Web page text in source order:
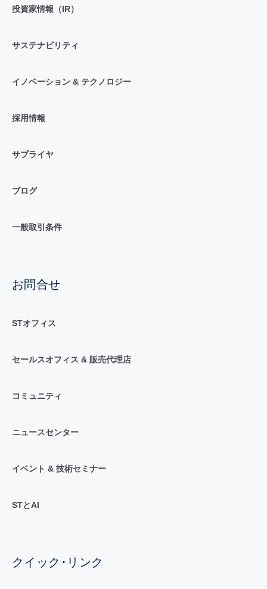
投資家情報（IR）
サステナビリティ
イノベーション & テクノロジー
採用情報
サプライヤ
ブログ
一般取引条件
お問合せ
STオフィス
セールスオフィス & 販売代理店
コミュニティ
ニュースセンター
イベント & 技術セミナー
STとAI
クイック･リンク